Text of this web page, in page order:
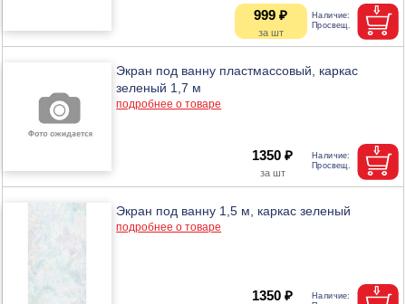
999 ₽
Экран под ванну пластмассовый, каркас
зеленый 1,7 м
подробнее о товаре
1350 ₽
Экран под ванну 1,5 м, каркас зеленый
подробнее о товаре
1350 ₽